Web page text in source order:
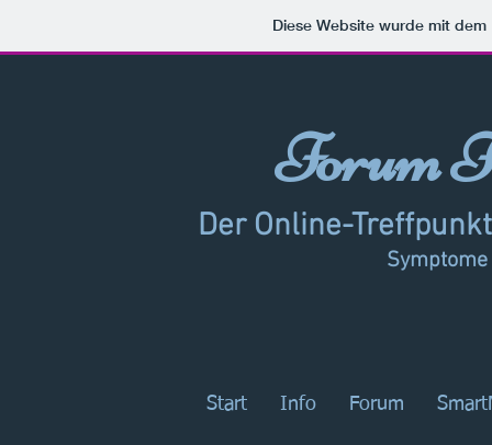
Diese Website wurde mit
Forum
Der Online-
Start Info Forum